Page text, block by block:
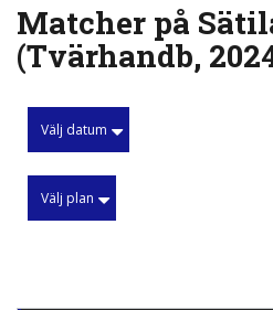
Matcher på
(Tvärhandb,
Välj datum
Välj plan